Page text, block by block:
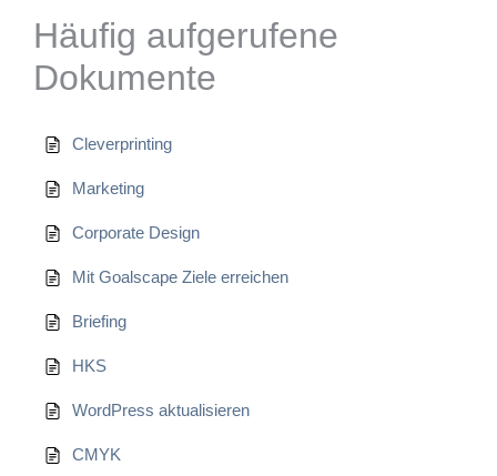
Häufig aufgerufene
Dokumente
Cleverprinting
Marketing
Corporate Design
Mit Goalscape Ziele erreichen
Briefing
HKS
WordPress aktualisieren
CMYK